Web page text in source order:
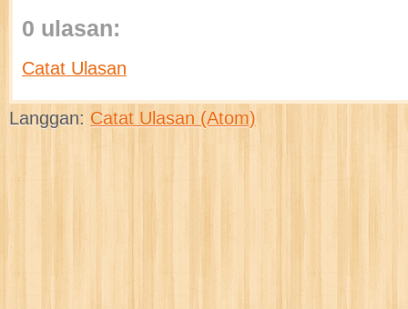
0 ulasan:
Catat Ulasan
Langgan: Catat Ulasan (Atom)